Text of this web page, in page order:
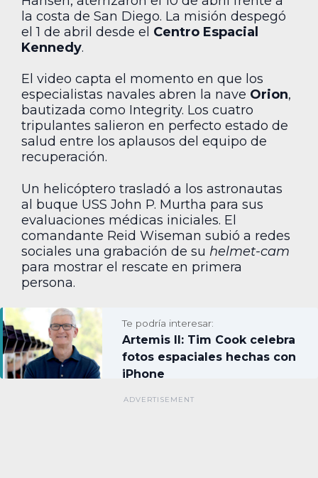
la costa de San Diego. La misión despegó
el 1 de abril desde el Centro Espacial
Kennedy.
El video capta el momento en que los
especialistas navales abren la nave Orion,
bautizada como Integrity. Los cuatro
tripulantes salieron en perfecto estado de
salud entre los aplausos del equipo de
recuperación.
Un helicóptero trasladó a los astronautas
al buque USS John P. Murtha para sus
evaluaciones médicas iniciales. El
comandante Reid Wiseman subió a redes
sociales una grabación de su helmet-cam
para mostrar el rescate en primera
persona.
Te podría interesar:
Artemis II: Tim Cook celebra
fotos espaciales hechas con
iPhone